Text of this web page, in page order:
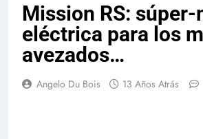
Mission RS: súper-
eléctrica para los
avezados…
Angelo Du Bois 13 Años Atrás